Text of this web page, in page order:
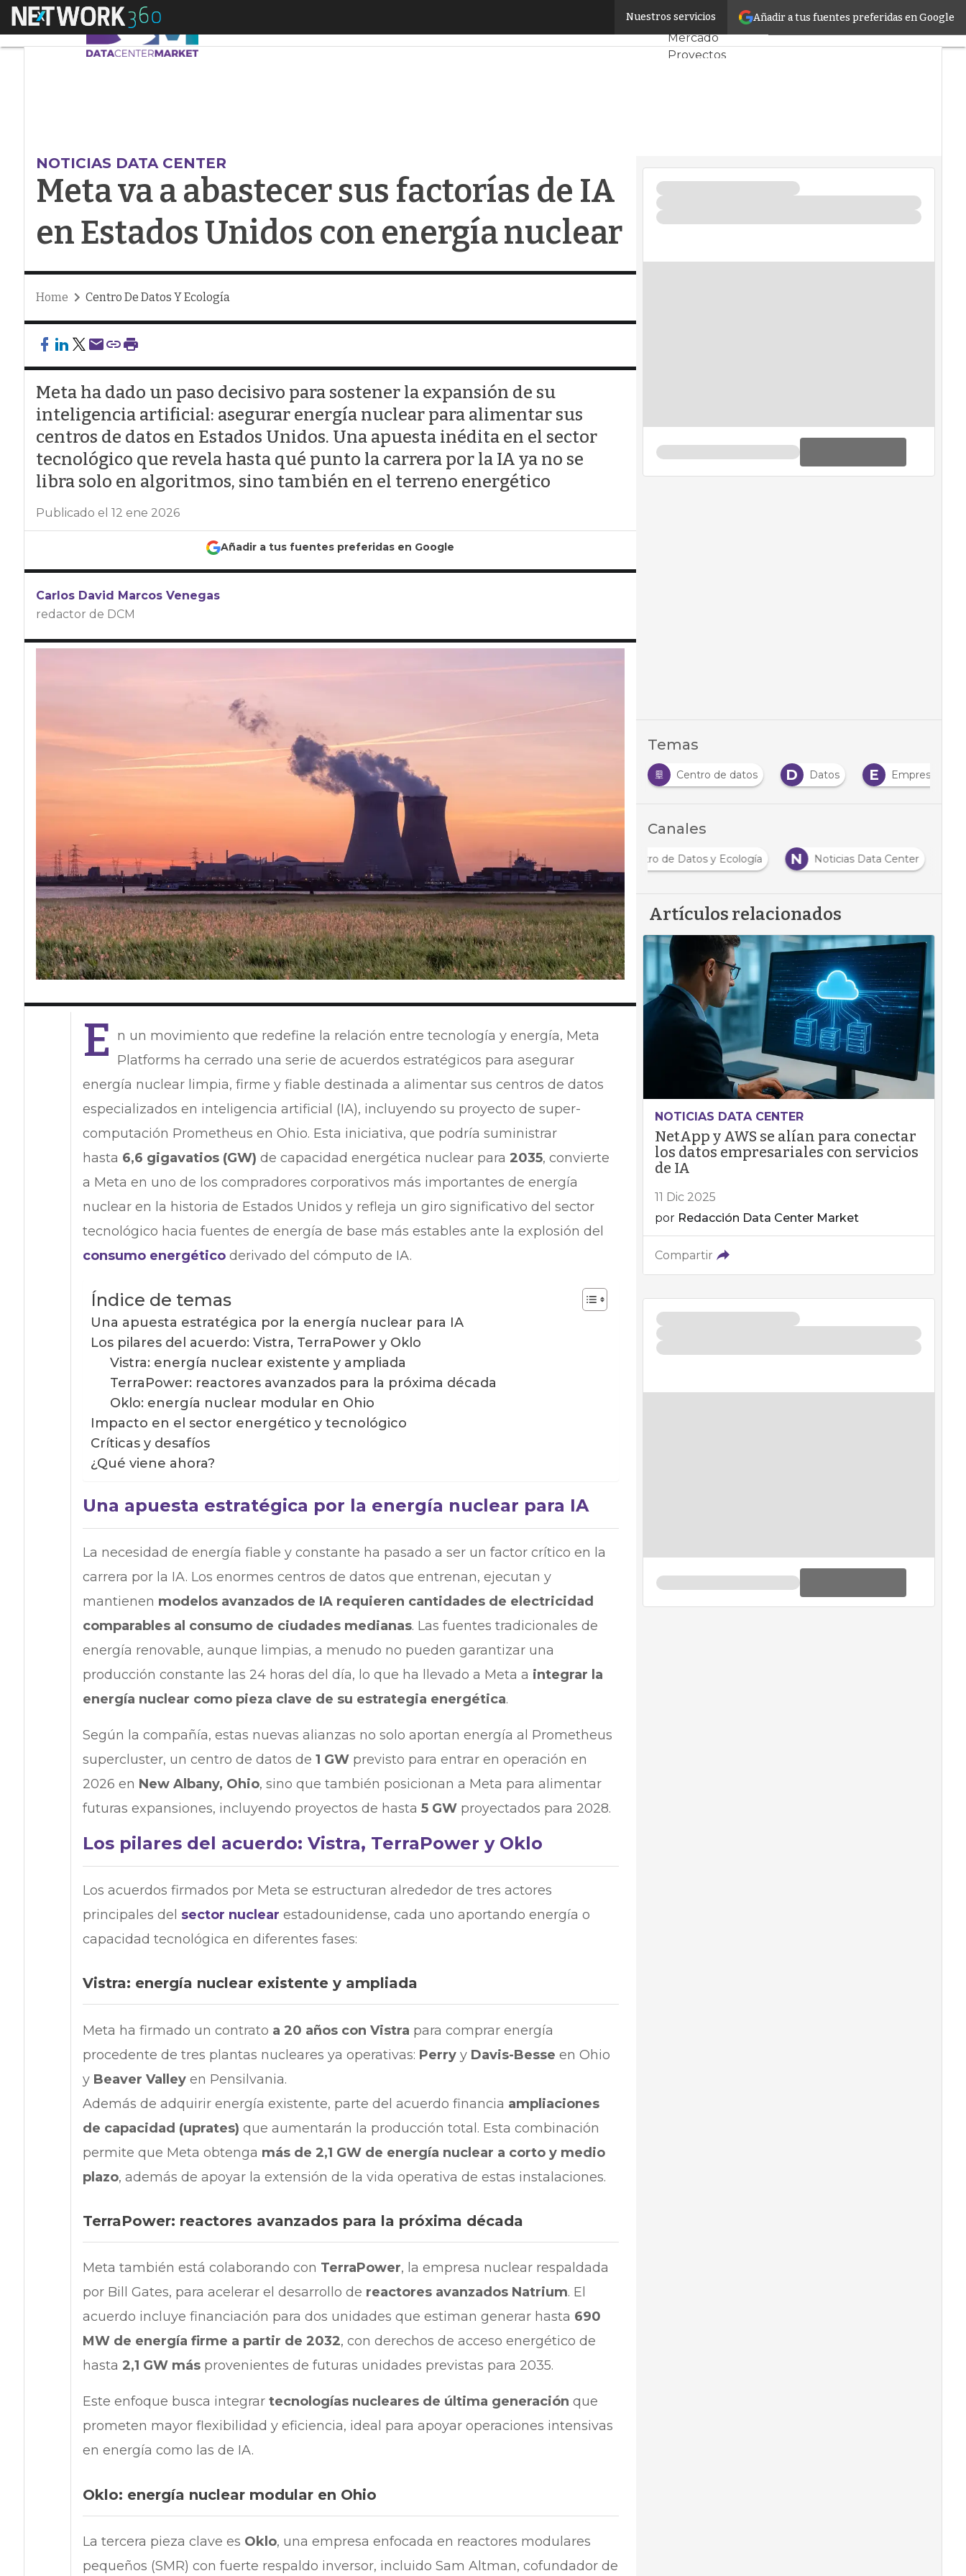
Añadir a tus fuentes preferidas en Google
Nuestros servicios
Menú Meta va a abastecer sus factorías de IA en Estados Unidos con energía nuclearServidores CPD y
Mercado
Proyectos
NOTICIAS DATA CENTER
Meta va a abastecer sus factorías de IA
en Estados Unidos con energía nuclear
Home Centro De Datos Y Ecología
Meta ha dado un paso decisivo para sostener la expansión de su
inteligencia artificial: asegurar energía nuclear para alimentar sus
centros de datos en Estados Unidos. Una apuesta inédita en el sector
tecnológico que revela hasta qué punto la carrera por la IA ya no se
libra solo en algoritmos, sino también en el terreno energético
Publicado el 12 ene 2026
Añadir a tus fuentes preferidas en Google
Carlos David Marcos Venegas
redactor de DCM
E n un movimiento que redefine la relación entre tecnología y energía, Meta
Platforms ha cerrado una serie de acuerdos estratégicos para asegurar
energía nuclear limpia, firme y fiable destinada a alimentar sus centros de datos
especializados en inteligencia artificial (IA), incluyendo su proyecto de super-
computación Prometheus en Ohio. Esta iniciativa, que podría suministrar
hasta 6,6 gigavatios (GW) de capacidad energética nuclear para 2035, convierte
a Meta en uno de los compradores corporativos más importantes de energía
nuclear en la historia de Estados Unidos y refleja un giro significativo del sector
tecnológico hacia fuentes de energía de base más estables ante la explosión del
consumo energético derivado del cómputo de IA.
Índice de temas
Una apuesta estratégica por la energía nuclear para IA
Los pilares del acuerdo: Vistra, TerraPower y Oklo
Vistra: energía nuclear existente y ampliada
TerraPower: reactores avanzados para la próxima década
Oklo: energía nuclear modular en Ohio
Impacto en el sector energético y tecnológico
Críticas y desafíos
¿Qué viene ahora?
Una apuesta estratégica por la energía nuclear para IA
La necesidad de energía fiable y constante ha pasado a ser un factor crítico en la
carrera por la IA. Los enormes centros de datos que entrenan, ejecutan y
mantienen modelos avanzados de IA requieren cantidades de electricidad
comparables al consumo de ciudades medianas. Las fuentes tradicionales de
energía renovable, aunque limpias, a menudo no pueden garantizar una
producción constante las 24 horas del día, lo que ha llevado a Meta a integrar la
energía nuclear como pieza clave de su estrategia energética.
Según la compañía, estas nuevas alianzas no solo aportan energía al Prometheus
supercluster, un centro de datos de 1 GWprevisto para entrar en operación en
2026 en New Albany, Ohio, sino que también posicionan a Meta para alimentar
futuras expansiones, incluyendo proyectos de hasta 5 GWproyectados para 2028.
Los pilares del acuerdo: Vistra, TerraPower y Oklo
Los acuerdos firmados por Meta se estructuran alrededor de tres actores
principales del sector nuclear estadounidense, cada uno aportando energía o
capacidad tecnológica en diferentes fases:
Vistra: energía nuclear existente y ampliada
Meta ha firmado un contrato a 20 años con Vistra para comprar energía
procedente de tres plantas nucleares ya operativas: Perryy Davis-Besse en Ohio
y Beaver Valleyen Pensilvania.
Además de adquirir energía existente, parte del acuerdo financia ampliaciones
de capacidad (uprates) que aumentarán la producción total. Esta combinación
permite que Meta obtenga más de 2,1 GW de energía nuclear a corto y medio
plazo, además de apoyar la extensión de la vida operativa de estas instalaciones.
TerraPower: reactores avanzados para la próxima década
Meta también está colaborando con TerraPower, la empresa nuclear respaldada
por Bill Gates, para acelerar el desarrollo de reactores avanzados Natrium. El
acuerdo incluye financiación para dos unidades que estiman generar hasta 690
MW de energía firme a partir de 2032, con derechos de acceso energético de
hasta 2,1 GW másprovenientes de futuras unidades previstas para 2035.
Este enfoque busca integrar tecnologías nucleares de última generación que
prometen mayor flexibilidad y eficiencia, ideal para apoyar operaciones intensivas
en energía como las de IA.
Oklo: energía nuclear modular en Ohio
La tercera pieza clave es Oklo, una empresa enfocada en reactores modulares
pequeños (SMR) con fuerte respaldo inversor, incluido Sam Altman, cofundador de
Temas
Centro de datos D Datos E Empresas
Canales
Centro de Datos y Ecología N Noticias Data Center
Artículos relacionados
NOTICIAS DATA CENTER
NetApp y AWS se alían para conectar
los datos empresariales con servicios
de IA
11 Dic 2025
por Redacción Data Center Market
Compartir